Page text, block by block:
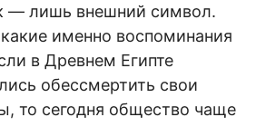
— лишь внешний символ.
именно воспоминания
в Древнем Египте
обессмертить свои
то сегодня общество чаще